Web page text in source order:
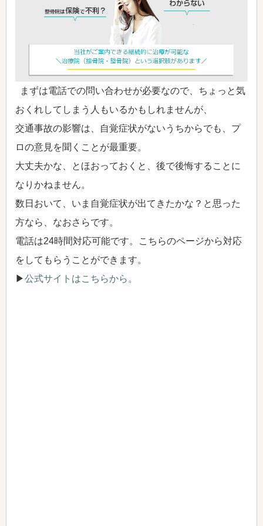
まずは電話での問い合わせが必要なので、ちょっと気
おくれしてしまう人もいるかもしれませんが、
交通事故の影響は、自覚症状がないうちからでも、プ
ロの意見を聞くことが最重要。
大丈夫かな、とほおっておくと、後で後悔することに
なりかねません。
数日おいて、いま自覚症状が出てきたかな？と思った
方なら、なおさらです。
電話は24時間対応可能です。こちらのページから対応
をしてもらうことができます。
▶公式サイトはこちらから。